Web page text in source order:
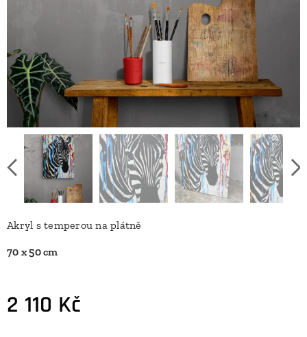
Akryl s temperou na plátně
70 x 50 cm
2 110 Kč